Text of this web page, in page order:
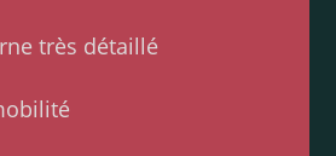
très détaillé